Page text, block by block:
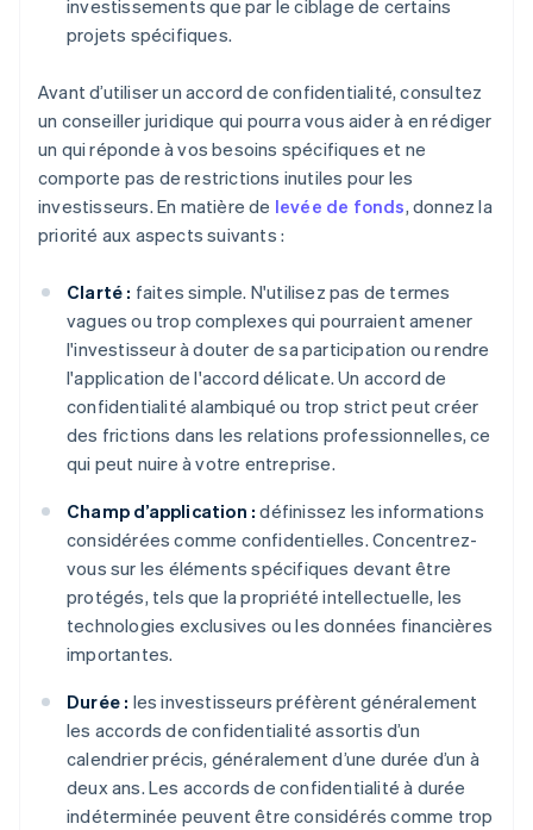
investissements que par le ciblage de certains
projets spécifiques.
Avant d’utiliser un accord de confidentialité, consultez
un conseiller juridique qui pourra vous aider à en rédiger
un qui réponde à vos besoins spécifiques et ne
comporte pas de restrictions inutiles pour les
investisseurs. En matière de levée de fonds, donnez la
priorité aux aspects suivants :
Clarté : faites simple. N'utilisez pas de termes
vagues ou trop complexes qui pourraient amener
l'investisseur à douter de sa participation ou rendre
l'application de l'accord délicate. Un accord de
confidentialité alambiqué ou trop strict peut créer
des frictions dans les relations professionnelles, ce
qui peut nuire à votre entreprise.
Champ d’application : définissez les informations
considérées comme confidentielles. Concentrez-
vous sur les éléments spécifiques devant être
protégés, tels que la propriété intellectuelle, les
technologies exclusives ou les données financières
importantes.
Durée : les investisseurs préfèrent généralement
les accords de confidentialité assortis d’un
calendrier précis, généralement d’une durée d’un à
deux ans. Les accords de confidentialité à durée
indéterminée peuvent être considérés comme trop